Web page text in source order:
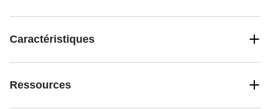
Caractéristiques
Ressources